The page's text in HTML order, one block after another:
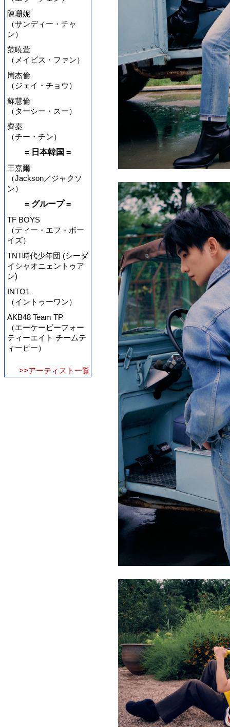
陳珊妮
（サンディー・チャ
ン）
范曉萱
（メイビス・ファン）
周杰倫
（ジェイ・チョウ）
蘇慧倫
（ターシー・スー）
齊秦
（チー・チン）
= 日本韓国 =
王嘉爾
（Jackson／ジャクソ
ン）
= グループ =
TF BOYS
（ティー・エフ・ボー
イズ）
TNT時代少年団 (シーダ
イシャオニェントゥア
ン)
INTO1
（イントゥーワン）
AKB48 Team TP
（エーケービーフォー
ティーエイト チームテ
ィーピー）
>>アーティスト一覧